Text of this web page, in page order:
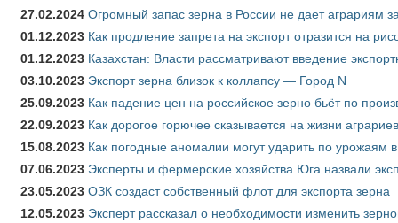
27.02.2024 Огромный запас зерна в России не дает аграриям
01.12.2023 Как продление запрета на экспорт отразится на
01.12.2023 Казахстан: Власти рассматривают введение
03.10.2023 Экспорт зерна близок к коллапсу — Город N
25.09.2023 Как падение цен на российское зерно бьёт по
22.09.2023 Как дорогое горючее сказывается на жизни аграриев
15.08.2023 Как погодные аномалии могут ударить по урожаям
07.06.2023 Эксперты и фермерские хозяйства Юга назвали
23.05.2023 ОЗК создаст собственный флот для экспорта зерна
12.05.2023 Эксперт рассказал о необходимости изменить